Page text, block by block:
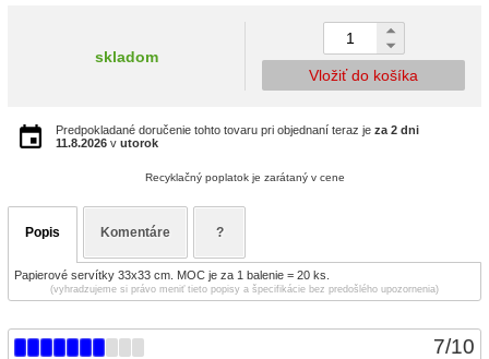
7/10
skladom
Vložiť do košíka
Predpokladané doručenie tohto tovaru pri objednaní teraz je za 2 dni
11.8.2026 v utorok
Recyklačný poplatok je zarátaný v cene
Popis Komentáre ?
Papierové servítky 33x33 cm. MOC je za 1 balenie = 20 ks.
(vyhradzujeme si právo meniť tieto popisy a špecifikácie bez predošlého upozornenia)